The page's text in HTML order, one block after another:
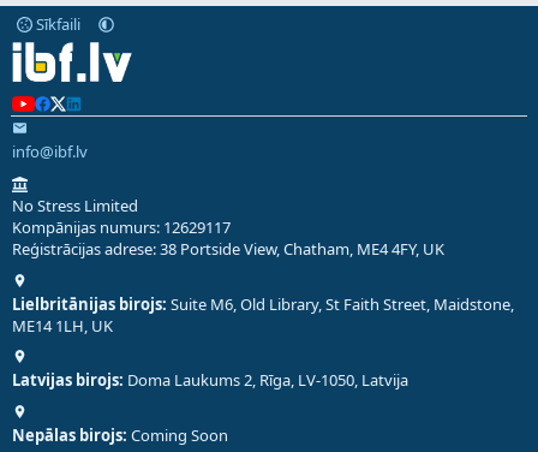
Sīkfaili
info@ibf.lv
No Stress Limited
Kompānijas numurs: 12629117
Reģistrācijas adrese: 38 Portside View, Chatham, ME4 4FY, UK
Lielbritānijas birojs: Suite M6, Old Library, St Faith Street, Maidstone,
ME14 1LH, UK
Latvijas birojs: Doma Laukums 2, Rīga, LV-1050, Latvija
Nepālas birojs: Coming Soon